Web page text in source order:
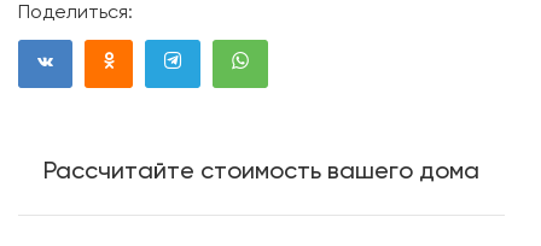
Поделиться:
Рассчитайте стоимость вашего дома